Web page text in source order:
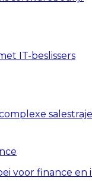
IT-beslissers
voor finance en